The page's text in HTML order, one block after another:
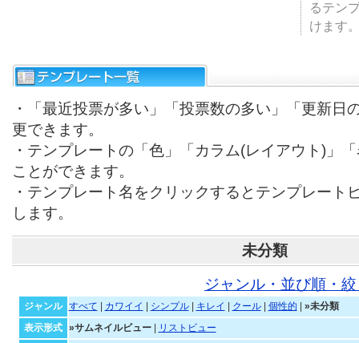
るテン
けます
・「最近投票が多い」「投票数の多い」「更新日
更できます。
・テンプレートの「色」「カラム(レイアウト)」
ことができます。
・テンプレート名をクリックするとテンプレート
します。
未分類
ジャンル・並び順・
ジャンル すべて カワイイ シンプル| キレイ クール| 個性的
»未分類
表示形式
»サムネイルビュー|
リストビュー